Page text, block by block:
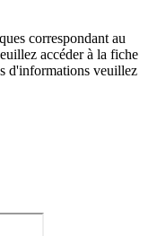
correspondant au
accéder à la fiche
d'informations veuillez